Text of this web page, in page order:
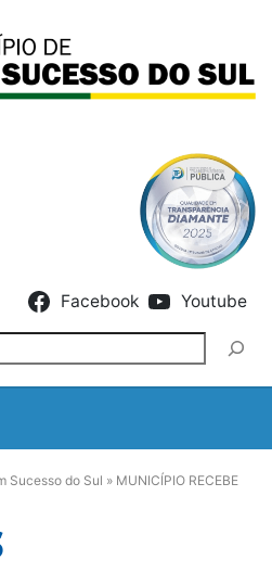
Facebook Youtube
Sucesso do Sul » MUNICÍPIO RECEBE